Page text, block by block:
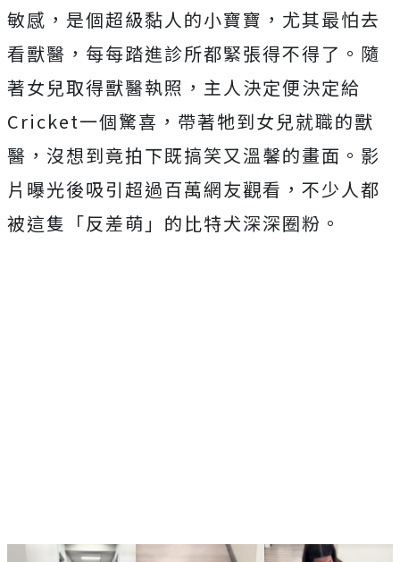
敏感，是個超級黏人的小寶寶，尤其最怕去
看獸醫，每每踏進診所都緊張得不得了。隨
著女兒取得獸醫執照，主人決定便決定給
Cricket一個驚喜，帶著牠到女兒就職的獸
醫， 沒想到竟拍下既搞笑又溫馨的畫面。影
片曝光後吸引超過百萬網友觀看，不少人都
被這隻「反差萌」的比特犬深深圈粉。